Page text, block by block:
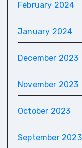
February 2024
January 2024
December 2023
November 2023
October 2023
September 2023